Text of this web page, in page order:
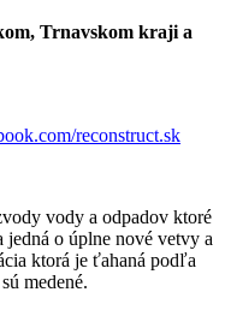
Trnavskom kraji a
reconstruct.sk
vody a odpadov ktoré
jedná o úplne nové vetvy a
ktorá je ťahaná podľa
medené.